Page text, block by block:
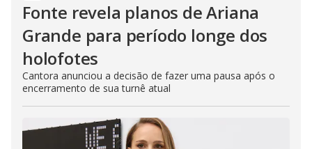
Fonte revela planos de Ariana
Grande para período longe dos
holofotes
Cantora anunciou a decisão de fazer uma pausa após o
encerramento de sua turnê atual